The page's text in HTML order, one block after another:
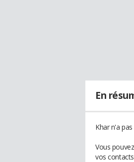
En
Khar n'a
Vous
vos